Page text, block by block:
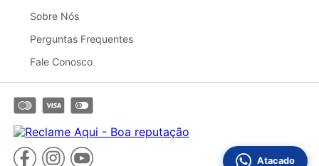
Sobre Nós
Perguntas Frequentes
Fale Conosco
Atacado